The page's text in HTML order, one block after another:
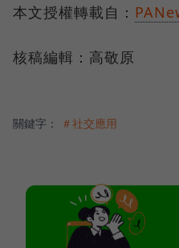
本文授權轉載自：
核稿編輯：高敬原
關鍵字： ＃社交應用